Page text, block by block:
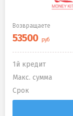
Возвращаете
1й кредит
Макс. сумма
Срок